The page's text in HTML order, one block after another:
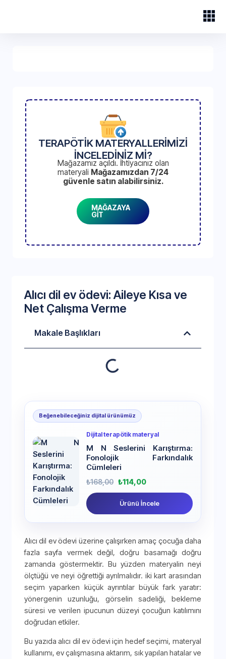
TERAPÖTİK MATERYALLERİMİZİ
İNCELEDİNİZ Mİ?
Mağazamız açıldı. İhtiyacınız olan
materyali Mağazamızdan 7/24
güvenle satın alabilirsiniz.
MAĞAZAYA
GİT
Alıcı dil ev ödevi: Aileye Kısa ve
Net Çalışma Verme
Makale Başlıkları
Beğenebileceğiniz dijital ürünümüz
Dijital terapötik materyal
M N Seslerini Karıştırma:
Fonolojik Farkındalık
Cümleleri
₺168,00 ₺114,00
Ürünü İncele
Alıcı dil ev ödevi üzerine çalışırken amaç çocuğa daha
fazla sayfa vermek değil, doğru basamağı doğru
zamanda göstermektir. Bu yüzden materyalin neyi
ölçtüğü ve neyi öğrettiği ayrılmalıdır. iki kart arasından
seçim yaparken küçük ayrıntılar büyük fark yaratır:
yönergenin uzunluğu, görselin sadeliği, bekleme
süresi ve verilen ipucunun düzeyi çocuğun katılımını
doğrudan etkiler.
Bu yazıda alıcı dil ev ödevi için hedef seçimi, materyal
kullanımı, ev çalışmasına aktarım, sık yapılan hatalar ve